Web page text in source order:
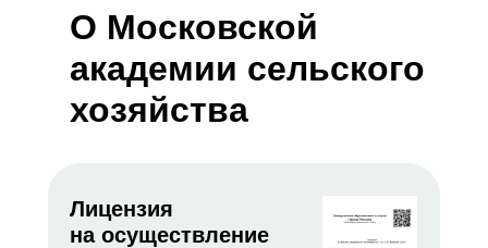
Лицензия
на осуществление
О Московской
академии сельского
хозяйства